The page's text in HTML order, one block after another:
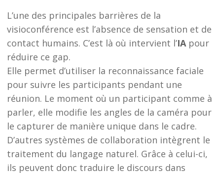
L’une des principales barrières de la
visioconférence est l’absence de sensation et de
contact humains. C’est là où intervient l’IApour
réduire ce gap.
Elle permet d’utiliser la reconnaissance faciale
pour suivre les participants pendant une
réunion. Le moment où un participant comme à
parler, elle modifie les angles de la caméra pour
le capturer de manière unique dans le cadre.
D’autres systèmes de collaboration intègrent le
traitement du langage naturel. Grâce à celui-ci,
ils peuvent donc traduire le discours dans